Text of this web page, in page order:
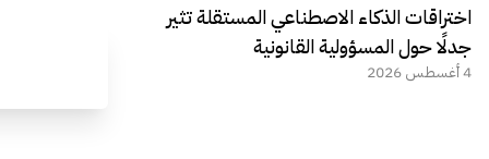
اختراقات الذكاء الاصطناعي المستقلة تثير
جدلًا حول المسؤولية القانونية
4 أغسطس 2026